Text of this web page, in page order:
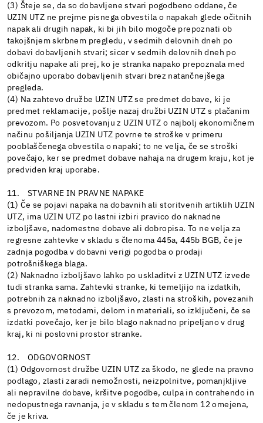
(3) Šteje se, da so dobavljene stvari pogodbeno oddane, če
UZIN UTZ ne prejme pisnega obvestila o napakah glede očitnih
napak ali drugih napak, ki bi jih bilo mogoče prepoznati ob
takojšnjem skrbnem pregledu, v sedmih delovnih dneh po
dobavi dobavljenih stvari; sicer v sedmih delovnih dneh po
odkritju napake ali prej, ko je stranka napako prepoznala med
običajno uporabo dobavljenih stvari brez natančnejšega
pregleda.
(4) Na zahtevo družbe UZIN UTZ se predmet dobave, ki je
predmet reklamacije, pošlje nazaj družbi UZIN UTZ s plačanim
prevozom. Po posvetovanju z UZIN UTZ o najbolj ekonomičnem
načinu pošiljanja UZIN UTZ povrne te stroške v primeru
pooblaščenega obvestila o napaki; to ne velja, če se stroški
povečajo, ker se predmet dobave nahaja na drugem kraju, kot je
predviden kraj uporabe.
11. STVARNE IN PRAVNE NAPAKE
(1) Če se pojavi napaka na dobavnih ali storitvenih artiklih UZIN
UTZ, ima UZIN UTZ po lastni izbiri pravico do naknadne
izboljšave, nadomestne dobave ali dobropisa. To ne velja za
regresne zahtevke v skladu s členoma 445a, 445b BGB, če je
zadnja pogodba v dobavni verigi pogodba o prodaji
potrošniškega blaga.
(2) Naknadno izboljšavo lahko po uskladitvi z UZIN UTZ izvede
tudi stranka sama. Zahtevki stranke, ki temeljijo na izdatkih,
potrebnih za naknadno izboljšavo, zlasti na stroških, povezanih
s prevozom, metodami, delom in materiali, so izključeni, če se
izdatki povečajo, ker je bilo blago naknadno pripeljano v drug
kraj, ki ni poslovni prostor stranke.
12. ODGOVORNOST
(1) Odgovornost družbe UZIN UTZ za škodo, ne glede na pravno
podlago, zlasti zaradi nemožnosti, neizpolnitve, pomanjkljive
ali nepravilne dobave, kršitve pogodbe, culpa in contrahendo in
nedopustnega ravnanja, je v skladu s tem členom 12 omejena,
če je kriva.